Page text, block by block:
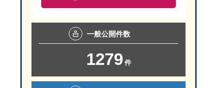
一般公開件数
1279 件